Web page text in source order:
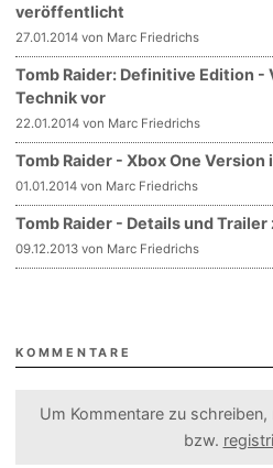
veröffentlicht
27.01.2014 von Marc Friedrichs
Tomb Raider: Definitive Edition
Technik vor
22.01.2014 von Marc Friedrichs
Tomb Raider - Xbox One Version
01.01.2014 von Marc Friedrichs
Tomb Raider - Details und
09.12.2013 von Marc Friedrichs
KOMMENTARE
Um Kommentare zu
bzw.